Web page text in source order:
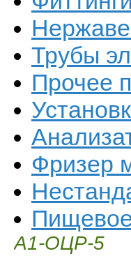
Трубы
Прочее
Фризер
А1-ОЦР-5